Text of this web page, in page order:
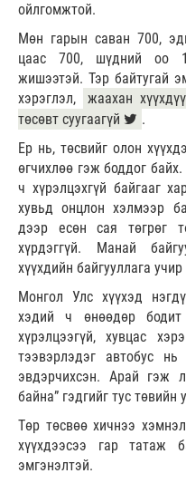
ойлгомжтой.
Мөн гарын саван 700,
цаас 700, шүдний оо
жишээтэй. Тэр байтугай
хэрэглэл,
жаахан
төсөвт суугаагүй
.
Ер нь, төсвийг олон
өгчихлөө гэж боддог
ч хүрэлцэхгүй байгааг
хувьд онцлон хэлмээр
дээр есөн сая төгрөг
хүрдэггүй. Манай
хүүхдийн байгууллага
Монгол Улс хүүхэд
хэдий ч өнөөдөр
хүрэлцээгүй, хувцас
тээвэрлэдэг автобус
эвдэрчихсэн. Арай гэж
байна” гэдгийг тус
Төр төсвөө хичнээ
хүүхдээсээ гар татаж
эмгэнэлтэй.